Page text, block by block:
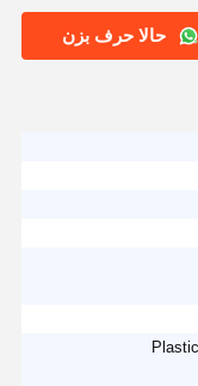
حالا حرف بزن